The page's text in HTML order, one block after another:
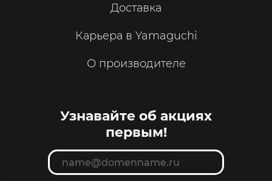
Доставка
Карьера в Yamaguchi
О производителе
Узнавайте об акциях
первым!